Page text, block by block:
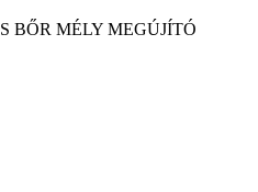
BŐR MÉLY MEGÚJÍTÓ